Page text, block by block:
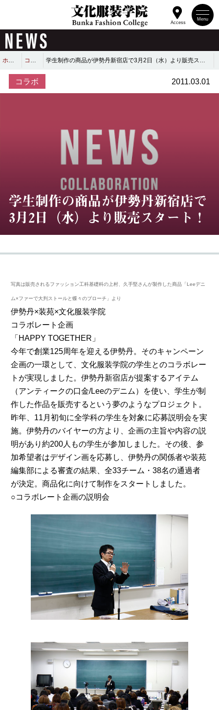
Menu
Access
NEWS
ホーム コラボ 学生制作の商品が伊勢丹新宿店で3月2日（水）より販売スタート！
コラボ 2011.03.01
学生制作の商品が伊勢丹新宿店で
3月2日（水）より販売スタート！
写真は販売されるファッション工科基礎科の上村、久手堅さんが製作した商品「Leeデニ
ム×ファーで大判ストールと蝶々のブローチ」より
伊勢丹×装苑×文化服装学院
コラボレート企画
「HAPPY TOGETHER」
今年で創業125周年を迎える伊勢丹。そのキャンペーン
企画の一環として、文化服装学院の学生とのコラボレー
トが実現しました。伊勢丹新宿店が提案するアイテム
（アンティークの口金/Leeのデニム）を使い、学生が制
作した作品を販売するという夢のようなプロジェクト。
昨年、11月初旬に全学科の学生を対象に応募説明会を実
施。伊勢丹のバイヤーの方より、企画の主旨や内容の説
明があり約200人もの学生が参加しました。その後、参
加希望者はデザイン画を応募し、伊勢丹の関係者や装苑
編集部による審査の結果、全33チーム・38名の通過者
が決定。商品化に向けて制作をスタートしました。
○コラボレート企画の説明会